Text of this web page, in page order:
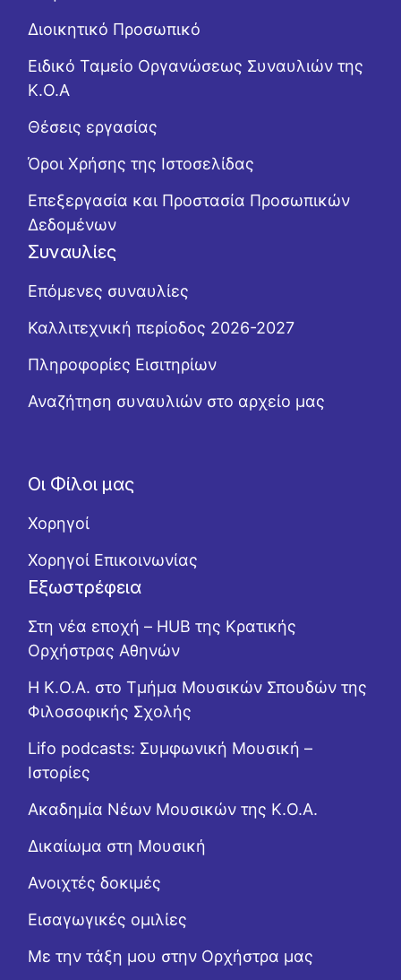
Διοικητικό Προσωπικό
Ειδικό Ταμείο Οργανώσεως Συναυλιών της
Κ.Ο.Α
Θέσεις εργασίας
Όροι Χρήσης της Ιστοσελίδας
Επεξεργασία και Προστασία Προσωπικών
Δεδομένων
Συναυλίες
Επόμενες συναυλίες
Καλλιτεχνική περίοδος 2026-2027
Πληροφορίες Εισιτηρίων
Αναζήτηση συναυλιών στο αρχείο μας
Οι Φίλοι μας
Χορηγοί
Χορηγοί Επικοινωνίας
Εξωστρέφεια
Στη νέα εποχή – HUB της Κρατικής
Ορχήστρας Αθηνών
Η Κ.Ο.Α. στο Τμήμα Μουσικών Σπουδών της
Φιλοσοφικής Σχολής
Lifo podcasts: Συμφωνική Μουσική –
Ιστορίες
Ακαδημία Νέων Μουσικών της Κ.Ο.Α.
Δικαίωμα στη Μουσική
Ανοιχτές δοκιμές
Εισαγωγικές ομιλίες
Με την τάξη μου στην Ορχήστρα μας